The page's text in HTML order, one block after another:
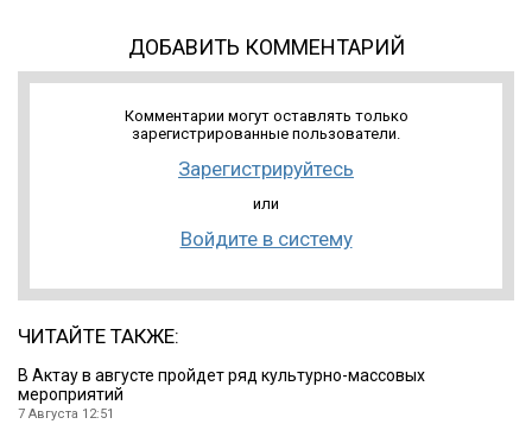
ДОБАВИТЬ КОММЕНТАРИЙ
Комментарии могут оставлять только
зарегистрированные пользователи.
Зарегистрируйтесь
или
Войдите в систему
ЧИТАЙТЕ ТАКЖЕ:
В Актау в августе пройдет ряд культурно-массовых
мероприятий
7 Августа 12:51